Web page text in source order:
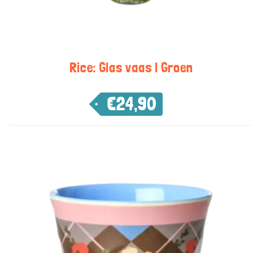
Rice: Glas vaas | Groen
€24,90